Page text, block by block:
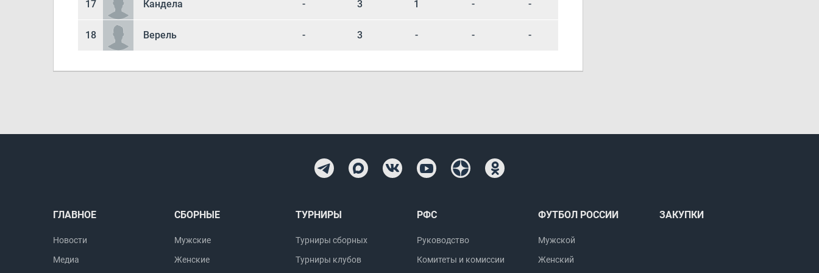
17 Кандела - 3 1 - -
18 Верель - 3 - - -
ГЛАВНОЕ
Новости
Медиа
СБОРНЫЕ
Мужские
Женские
ТУРНИРЫ
Турниры сборных
Турниры клубов
РФС
Руководство
Комитеты и комиссии
ФУТБОЛ РОССИИ
Мужской
Женский
ЗАКУПКИ